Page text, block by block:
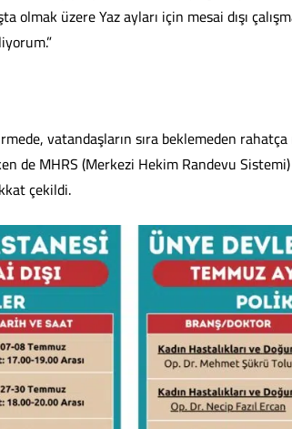
üzere Yaz ayları için mesai dışı
vatandaşların sıra beklemeden
de MHRS (Merkezi Hekim Randevu
çekildi.